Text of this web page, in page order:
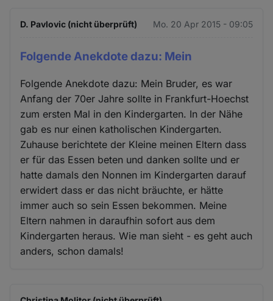
D. Pavlovic (nicht überprüft) Mo. 20 Apr 2015 - 09:05
Folgende Anekdote dazu: Mein
Folgende Anekdote dazu: Mein Bruder, es war
Anfang der 70er Jahre sollte in Frankfurt-Hoechst
zum ersten Mal in den Kindergarten. In der Nähe
gab es nur einen katholischen Kindergarten.
Zuhause berichtete der Kleine meinen Eltern dass
er für das Essen beten und danken sollte und er
hatte damals den Nonnen im Kindergarten darauf
erwidert dass er das nicht bräuchte, er hätte
immer auch so sein Essen bekommen. Meine
Eltern nahmen in daraufhin sofort aus dem
Kindergarten heraus. Wie man sieht - es geht auch
anders, schon damals!